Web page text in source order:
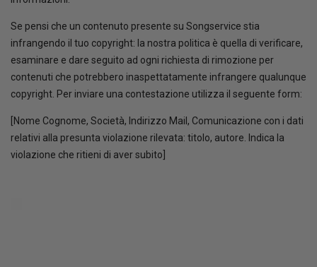
Se pensi che un contenuto presente su Songservice stia
infrangendo il tuo copyright: la nostra politica è quella di verificare,
esaminare e dare seguito ad ogni richiesta di rimozione per
contenuti che potrebbero inaspettatamente infrangere qualunque
copyright. Per inviare una contestazione utilizza il seguente form:
[Nome Cognome, Società, Indirizzo Mail, Comunicazione con i dati
relativi alla presunta violazione rilevata: titolo, autore. Indica la
violazione che ritieni di aver subito]